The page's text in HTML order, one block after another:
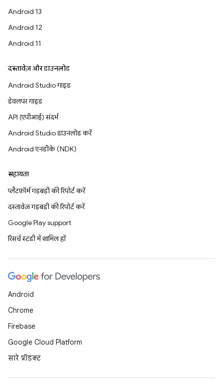
Android 13
Android 12
Android 11
दस्तावेज़ और डाउनलोड
Android Studio गाइड
डेवलपर गाइड
API (एपीआई) संदर्भ
Android Studio डाउनलोड करें
Android एनडीके (NDK)
सहायता
प्लैटफ़ॉर्म गड़बड़ी की रिपोर्ट करें
दस्तावेज़ गड़बड़ी की रिपोर्ट करें
Google Play support
रिसर्च स्टडी में शामिल हों
Android
Chrome
Firebase
Google Cloud Platform
सारे प्रॉडक्ट